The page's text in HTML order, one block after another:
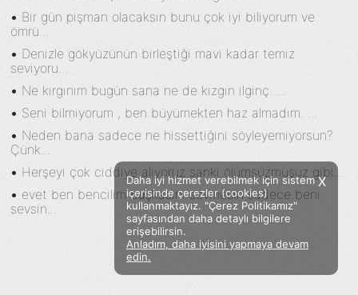
Facebook Twitter Instagram
Sözümoki © 2020 - V.8
• Bir gün pişman olacaksın bunu çok iyi biliyorum ve
ömrü...
• Denizle gökyüzünün birleştiği mavi kadar temiz
seviyoru...
• Ne kırgınım bugün sana ne de kızgın ilginç. ...
• Seni bilmiyorum , ben büyümekten haz almadım. ...
• Neden bana sadece ne hissettiğini söyleyemiyorsun?
Çünk...
• Herşeyi çok ciddiye alıyoruz sanki ölümsüzmüşüz gibi...
• evet ben bencilim başkasını sevmesin sadece beni
sevsin...
X
Daha iyi hizmet verebilmek için sistem
içerisinde çerezler (cookies)
kullanmaktayız. "Çerez Politikamız"
sayfasından daha detaylı bilgilere
erişebilirsin.
Anladım, daha iyisini yapmaya devam
edin.